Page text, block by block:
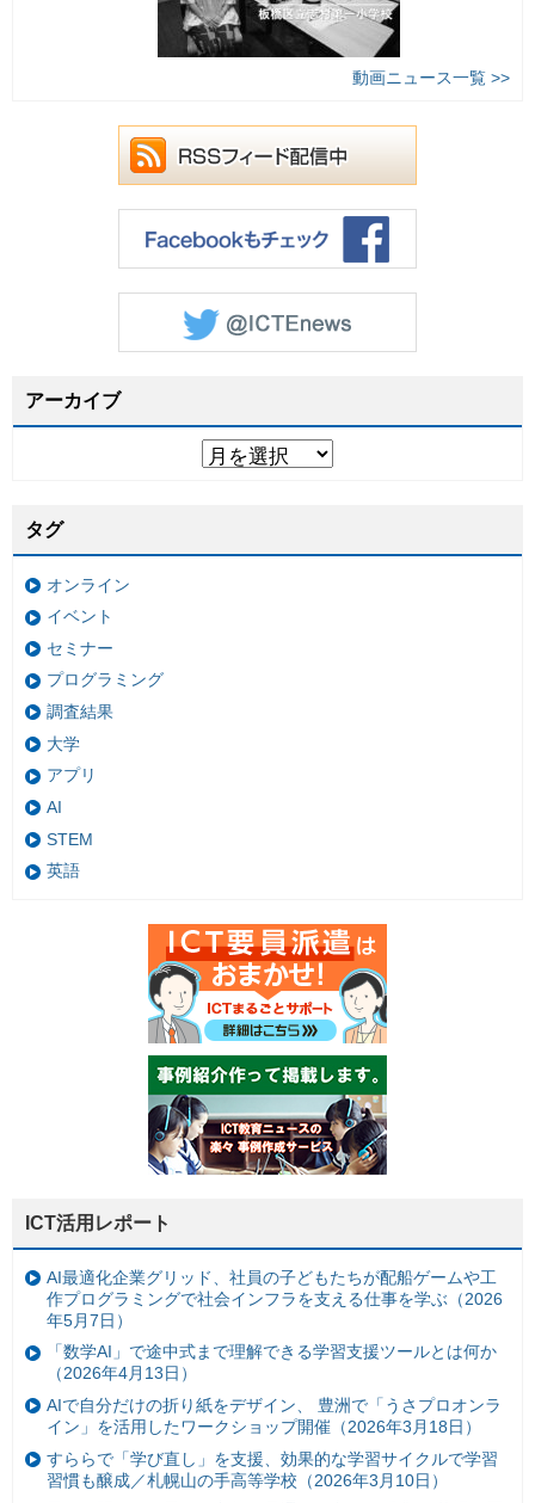
動画ニュース一覧 >>
アーカイブ
タグ
オンライン
イベント
セミナー
プログラミング
調査結果
大学
アプリ
AI
STEM
英語
ICT活用レポート
AI最適化企業グリッド、社員の子どもたちが配船ゲームや工
作プログラミングで社会インフラを支える仕事を学ぶ（2026
年5月7日）
「数学AI」で途中式まで理解できる学習支援ツールとは何か
（2026年4月13日）
AIで自分だけの折り紙をデザイン、 豊洲で「うさプロオンラ
イン」を活用したワークショップ開催（2026年3月18日）
すららで「学び直し」を支援、効果的な学習サイクルで学習
習慣も醸成／札幌山の手高等学校（2026年3月10日）